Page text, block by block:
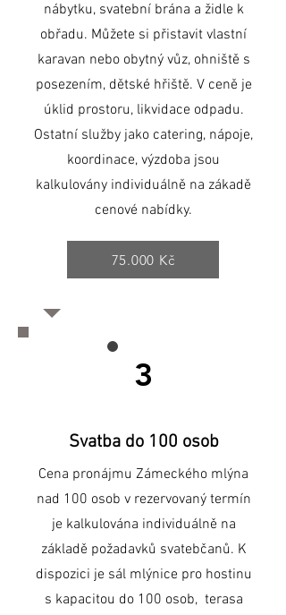
nábytku, svatební brána a židle k
obřadu. Můžete si přistavit vlastní
karavan nebo obytný vůz, ohniště s
posezením, dětské hřiště. V ceně je
úklid prostoru, likvidace odpadu.
Ostatní služby jako catering, nápoje,
koordinace, výzdoba jsou
kalkulovány individuálně na zákadě
cenové nabídky.
75.000 Kč
3
Svatba do 100 osob
Cena pronájmu Zámeckého mlýna
nad 100 osob v rezervovaný termín
je kalkulována individuálně na
základě požadavků svatebčanů. K
dispozici je sál mlýnice pro hostinu
s kapacitou do 100 osob, terasa